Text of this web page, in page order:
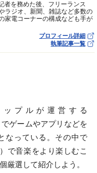
者を務めた後、フリーランス
ラジオ、新聞、雑誌など多数の
家電コーナーの構成なども手が
プロフィール詳細
執筆記事一覧
ップルが運営する
ゲームやアプリなどを
なっている。その中で
で音楽をより楽しむこ
厳選して紹介しよう。